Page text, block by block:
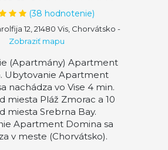
(38 hodnotenie)
12, 21480 Vis, Chorvátsko -
Zobraziť mapu
(Apartmány) Apartment
Ubytovanie Apartment
nachádza vo Vise 4 min.
miesta Pláž Zmorac a 10
miesta Srebrna Bay.
Apartment Domina sa
v meste (Chorvátsko).